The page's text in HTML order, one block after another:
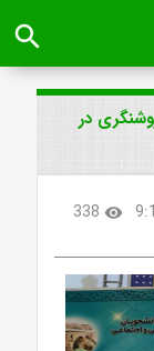
search
در
visibility
338